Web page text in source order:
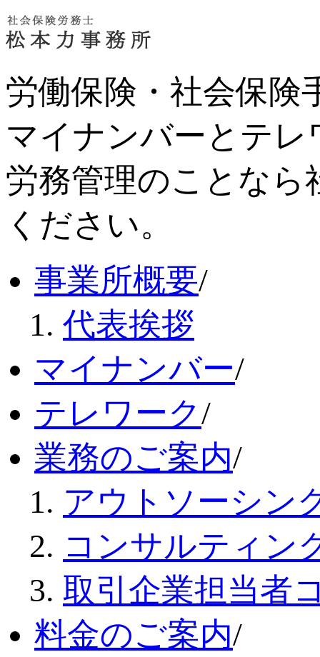
労働保険・社会保険
マイナンバーとテ
労務管理のことなら
ください。
事業所概要/
代表挨拶
マイナンバー/
テレワーク/
業務のご案内/
アウトソーシン
コンサルティン
取引企業担当者
料金のご案内/